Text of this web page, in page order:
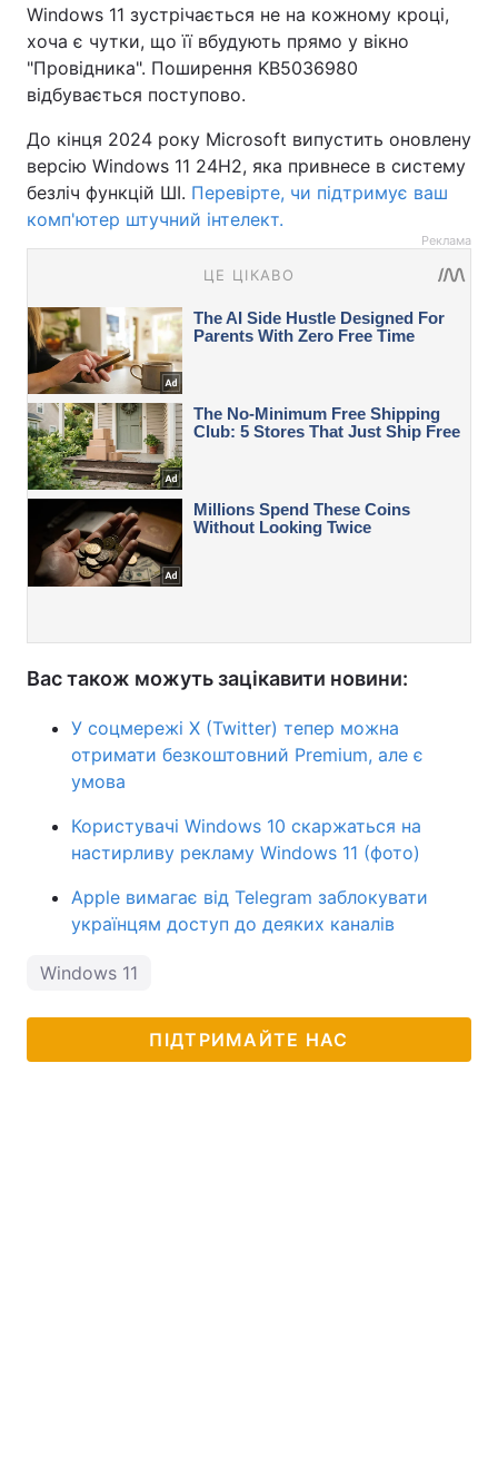
Windows 11 зустрічається не на кожному кроці,
хоча є чутки, що її вбудують прямо у вікно
"Провідника". Поширення KB5036980
відбувається поступово.
До кінця 2024 року Microsoft випустить оновлену
версію Windows 11 24H2, яка привнесе в систему
безліч функцій ШІ. Перевірте, чи підтримує ваш
комп'ютер штучний інтелект.
Реклама
Вас також можуть зацікавити новини:
У соцмережі X (Twitter) тепер можна
отримати безкоштовний Premium, але є
умова
Користувачі Windows 10 скаржаться на
настирливу рекламу Windows 11 (фото)
Apple вимагає від Telegram заблокувати
українцям доступ до деяких каналів
Windows 11
ПІДТРИМАЙТЕ НАС